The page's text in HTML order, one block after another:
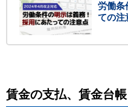
労働条
ての注
賃金の支払、賃金台帳